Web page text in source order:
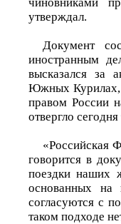
утверждал.
Документ
иностранным
высказался за
Южных Курилах,
правом России
отвергло
«Российская
говорится в
поездки наших
основанных на
согласуются с
таком подходе